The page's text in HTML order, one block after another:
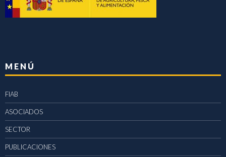
MENÚ
FIAB
ASOCIADOS
SECTOR
PUBLICACIONES